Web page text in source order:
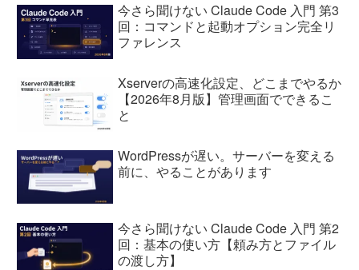
今さら聞けない Claude Code 入門 第3
回：コマンドと起動オプション完全リ
ファレンス
Xserverの高速化設定、どこまでやるか
【2026年8月版】管理画面でできるこ
と
WordPressが遅い。サーバーを変える
前に、やることがあります
今さら聞けない Claude Code 入門 第2
回：基本の使い方【頼み方とファイル
の渡し方】